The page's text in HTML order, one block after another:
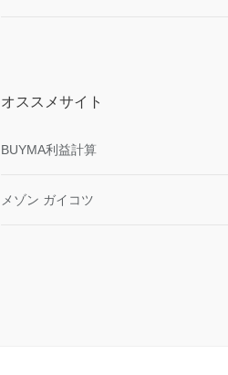
オススメサイト
BUYMA利益計算
メゾン ガイコツ